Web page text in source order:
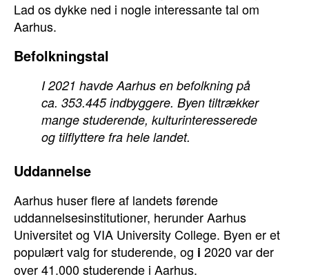
Lad os dykke ned i nogle interessante tal om
Aarhus.
Befolkningstal
I 2021 havde Aarhus en befolkning på
ca. 353.445 indbyggere. Byen tiltrækker
mange studerende, kulturinteresserede
og tilflyttere fra hele landet.
Uddannelse
Aarhus huser flere af landets førende
uddannelsesinstitutioner, herunder Aarhus
Universitet og VIA University College. Byen er et
populært valg for studerende, og i 2020 var der
over 41.000 studerende i Aarhus.